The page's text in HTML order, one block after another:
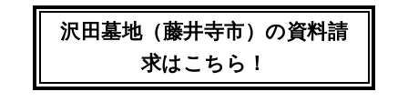
沢田墓地（藤井寺市）の資料請
求はこちら！